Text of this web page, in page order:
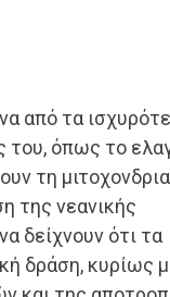
από τα
του, όπως το
τη
της νεανικής
δείχνουν ότι τα
δράση, κυρίως